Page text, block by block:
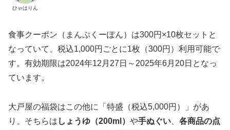
ひゃはりん
食事クーポン（まんぷくーぽん）は300円×10枚セットと
なっていて、税込1,000円ごとに1枚（300円）利用可能で
す。有効期限は2024年12月27日～2025年6月20日となっ
ています。
大戸屋の福袋はこの他に「特盛（税込5,000円）」があ
り、そちらは しょうゆ（200ml） や手ぬぐい
各商品の点